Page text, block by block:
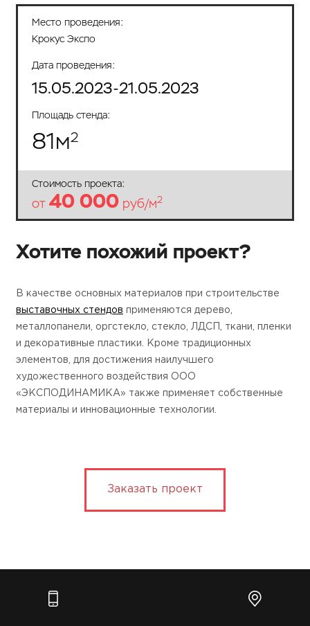
Стоимость проекта:
от 40 000 руб/м2
Место проведения:
Крокус Экспо
Дата проведения:
15.05.2023-21.05.2023
Площадь стенда:
81м2
Хотите похожий проект?
В качестве основных материалов при строительстве
выставочных стендов применяются дерево,
металлопанели, оргстекло, стекло, ЛДСП, ткани, пленки
и декоративные пластики. Кроме традиционных
элементов, для достижения наилучшего
художественного воздействия ООО
«ЭКСПОДИНАМИКА» также применяет собственные
материалы и инновационные технологии.
Заказать проект